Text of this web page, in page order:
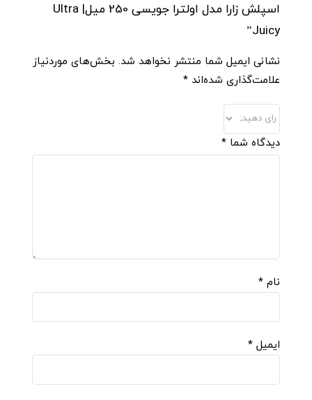
اسپلش زارا مدل اولترا جویسی 250 میل| Ultra
Juicy”
نشانی ایمیل شما منتشر نخواهد شد. بخش‌های موردنیاز
علامت‌گذاری شده‌اند *
دیدگاه شما *
نام *
ایمیل *